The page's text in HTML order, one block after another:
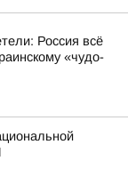
Россия всё
«чудо-